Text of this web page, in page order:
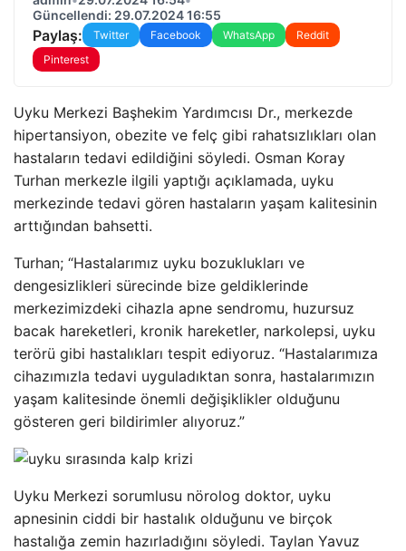
Güncellendi: 29.07.2024 16:55
Paylaş: Twitter Facebook WhatsApp
Reddit
Pinterest
Uyku Merkezi Başhekim Yardımcısı Dr., merkezde
hipertansiyon, obezite ve felç gibi rahatsızlıkları olan
hastaların tedavi edildiğini söyledi. Osman Koray
Turhan merkezle ilgili yaptığı açıklamada, uyku
merkezinde tedavi gören hastaların yaşam kalitesinin
arttığından bahsetti.
Turhan; “Hastalarımız uyku bozuklukları ve
dengesizlikleri sürecinde bize geldiklerinde
merkezimizdeki cihazla apne sendromu, huzursuz
bacak hareketleri, kronik hareketler, narkolepsi, uyku
terörü gibi hastalıkları tespit ediyoruz. “Hastalarımıza
cihazımızla tedavi uyguladıktan sonra, hastalarımızın
yaşam kalitesinde önemli değişiklikler olduğunu
gösteren geri bildirimler alıyoruz.”
Uyku Merkezi sorumlusu nörolog doktor, uyku
apnesinin ciddi bir hastalık olduğunu ve birçok
hastalığa zemin hazırladığını söyledi. Taylan Yavuz